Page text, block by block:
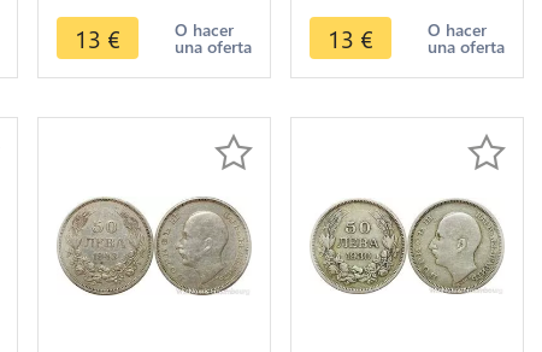
offer
13 € O hacer
una oferta
offer
13 € O hacer
una oferta